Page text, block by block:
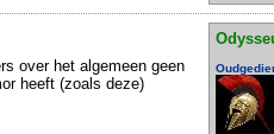
over het algemeen geen
heeft (zoals deze)